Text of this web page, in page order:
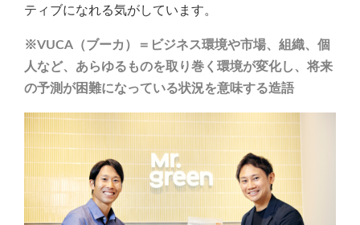
ティブになれる気がしています。
※VUCA（ブーカ）＝ビジネス環境や市場、組織、個
人など、あらゆるものを取り巻く環境が変化し、将来
の予測が困難になっている状況を意味する造語